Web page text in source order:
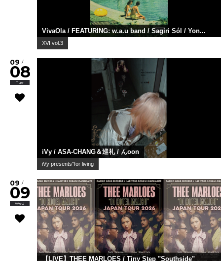
VivaOla / FEATURING: w.a.u band / Sagiri Sól / Yon...
XVI vol.3
09 /
08
Tue
iVy / ASA-CHANG＆巡礼 / んoon
iVy presents"for living
09 /
09
Wed
【LIVE】THEE MARLOES / Tiny Step "Southside"